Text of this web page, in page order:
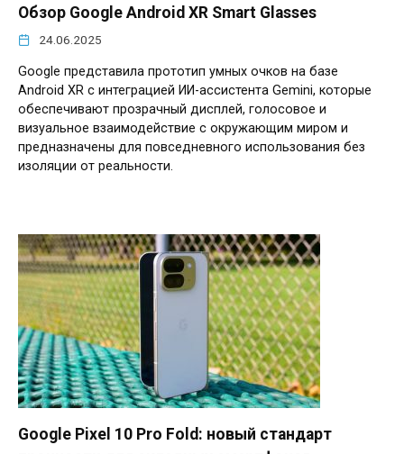
Обзор Google Android XR Smart Glasses
24.06.2025
Google представила прототип умных очков на базе
Android XR с интеграцией ИИ-ассистента Gemini, которые
обеспечивают прозрачный дисплей, голосовое и
визуальное взаимодействие с окружающим миром и
предназначены для повседневного использования без
изоляции от реальности.
Google Pixel 10 Pro Fold: новый стандарт